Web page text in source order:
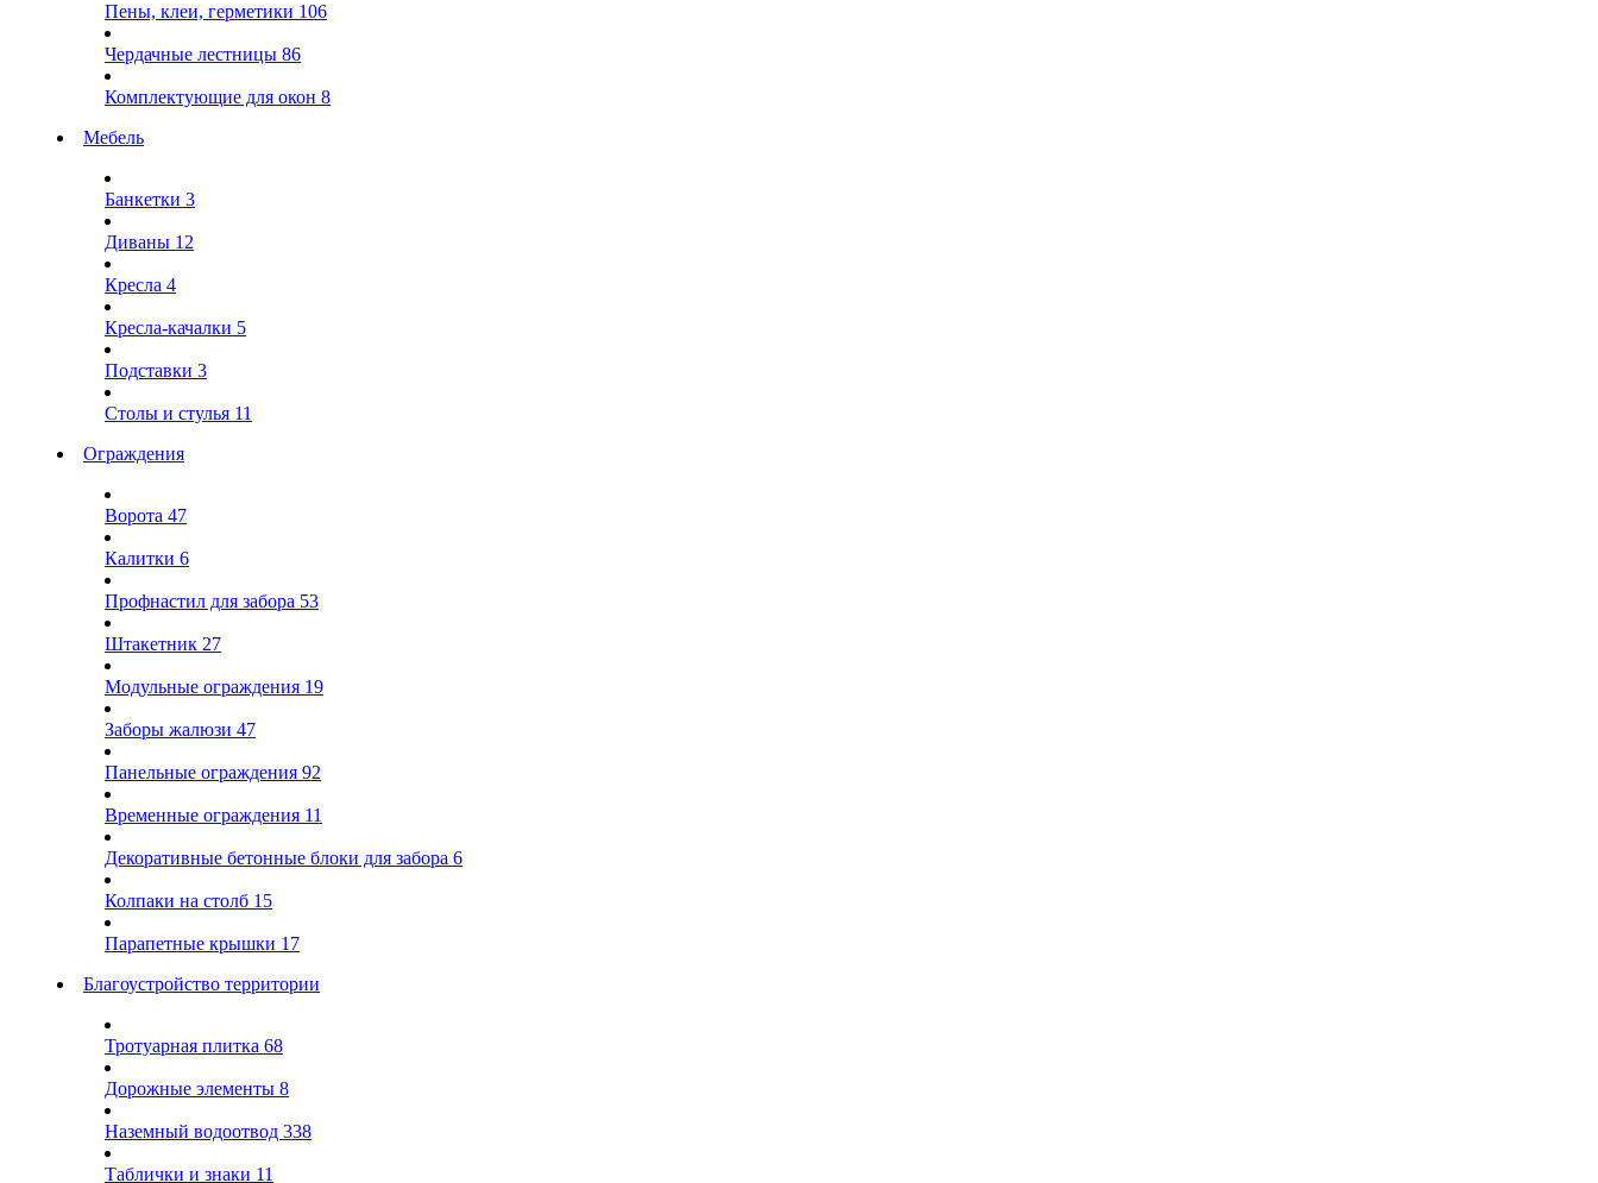
Пены, клеи, герметики 106
Чердачные лестницы 86
Комплектующие для окон 8
Мебель
Банкетки 3
Диваны 12
Кресла 4
Кресла-качалки 5
Подставки 3
Столы и стулья 11
Ограждения
Ворота 47
Калитки 6
Профнастил для забора 53
Штакетник 27
Модульные ограждения 19
Заборы жалюзи 47
Панельные ограждения 92
Временные ограждения 11
Декоративные бетонные блоки для забора 6
Колпаки на столб 15
Парапетные крышки 17
Благоустройство территории
Тротуарная плитка 68
Дорожные элементы 8
Наземный водоотвод 338
Таблички и знаки 11